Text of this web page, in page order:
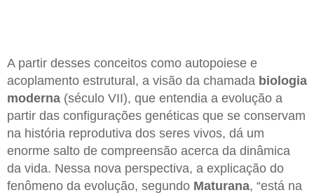
A partir desses conceitos como autopoiese e
acoplamento estrutural, a visão da chamada biologia
moderna (século VII), que entendia a evolução a
partir das configurações genéticas que se conservam
na história reprodutiva dos seres vivos, dá um
enorme salto de compreensão acerca da dinâmica
da vida. Nessa nova perspectiva, a explicação do
fenômeno da evolução, segundo Maturana, “está na